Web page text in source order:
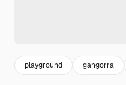
playground gangorra